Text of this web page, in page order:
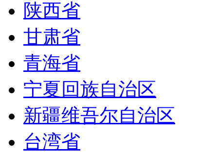
陕西省
甘肃省
青海省
宁夏回族自治区
新疆维吾尔自治区
台湾省